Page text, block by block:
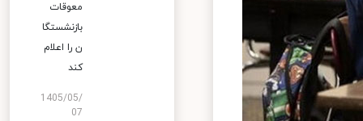
معوقات
بازنشستگا
ن را اعلام
کند
1405/05/
07